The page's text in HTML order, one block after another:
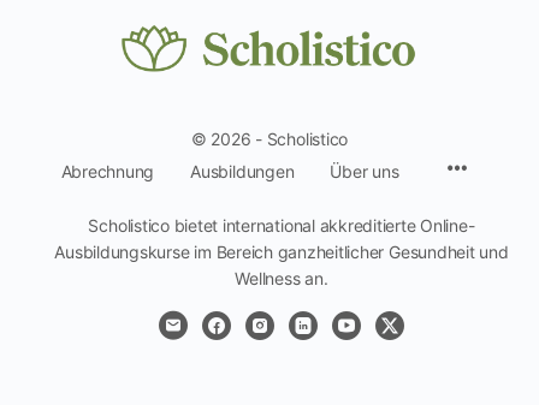
© 2026 - Scholistico
Abrechnung
Ausbildungen Über uns
Scholistico bietet international akkreditierte Online-
Ausbildungskurse im Bereich ganzheitlicher Gesundheit und
Wellness an.